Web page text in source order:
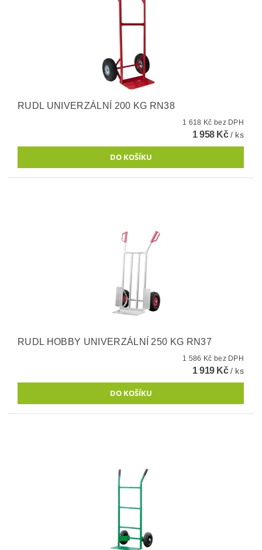
RUDL UNIVERZÁLNÍ 200 KG RN38
1 618 Kč bez DPH
1 958 Kč/ ks
RUDL HOBBY UNIVERZÁLNÍ 250 KG RN37
1 586 Kč bez DPH
1 919 Kč/ ks